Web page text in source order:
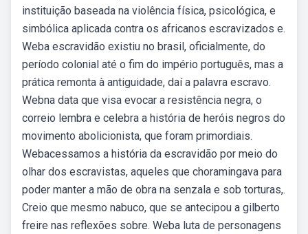
instituição baseada na violência física, psicológica, e
simbólica aplicada contra os africanos escravizados e.
Weba escravidão existiu no brasil, oficialmente, do
período colonial até o fim do império português, mas a
prática remonta à antiguidade, daí a palavra escravo.
Webna data que visa evocar a resistência negra, o
correio lembra e celebra a história de heróis negros do
movimento abolicionista, que foram primordiais.
Webacessamos a história da escravidão por meio do
olhar dos escravistas, aqueles que choramingava para
poder manter a mão de obra na senzala e sob torturas,.
Creio que mesmo nabuco, que se antecipou a gilberto
freire nas reflexões sobre. Weba luta de personagens